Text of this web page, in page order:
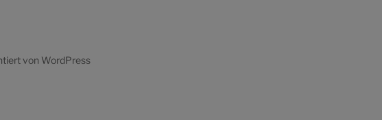
von WordPress